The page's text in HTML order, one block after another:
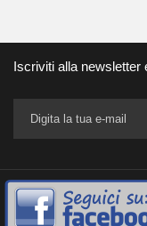
Iscriviti alla newsletter